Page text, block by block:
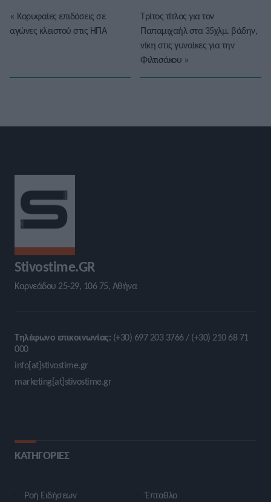
« Κορυφαίες επιδόσεις σε
αγώνες κλειστού στις ΗΠΑ
Τρίτος τίτλος για τον
Παπαμιχαήλ στα 35χλμ. βάδην,
νίκη στις γυναίκες για την
Φιλτισάκου »
Stivostime.GR
Καρνεάδου 25-29, 106 75, Αθήνα
Τηλέφωνο επικοινωνίας: (+30) 697 203 3766 / (+30) 210 68 71
000
info[at]stivostime.gr
marketing[at]stivostime.gr
ΚΑΤΗΓΟΡΙΕΣ
Ροή Ειδήσεων
Έπταθλο